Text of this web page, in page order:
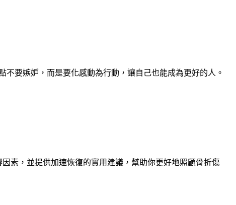
要嫉妒，而是要化感動為行動，讓自己也能成為更好的人。
素，並提供加速恢復的實用建議，幫助你更好地照顧骨折傷